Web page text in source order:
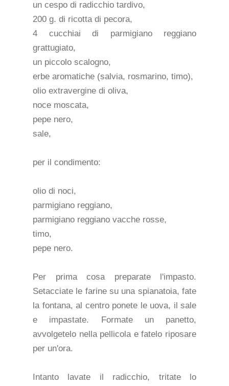
un cespo di radicchio tardivo,
200 g. di ricotta di pecora,
4 cucchiai di parmigiano reggiano
grattugiato,
un piccolo scalogno,
erbe aromatiche (salvia, rosmarino, timo),
olio extravergine di oliva,
noce moscata,
pepe nero,
sale,
per il condimento:
olio di noci,
parmigiano reggiano,
parmigiano reggiano vacche rosse,
timo,
pepe nero.
Per prima cosa preparate l'impasto.
Setacciate le farine su una spianatoia, fate
la fontana, al centro ponete le uova, il sale
e impastate. Formate un panetto,
avvolgetelo nella pellicola e fatelo riposare
per un'ora.
Intanto lavate il radicchio, tritate lo